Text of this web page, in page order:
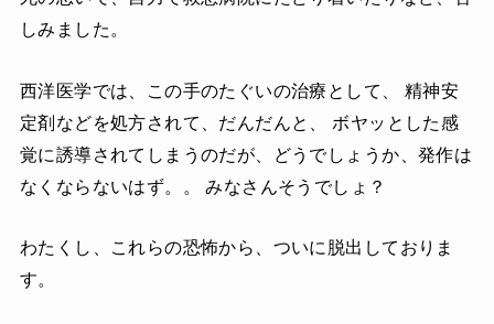
しみました。
西洋医学では、この手のたぐいの治療として、 精神安
定剤などを処方されて、だんだんと、 ボヤッとした感
覚に誘導されてしまうのだが、どうでしょうか、発作は
なくならないはず。。 みなさんそうでしょ？
わたくし、これらの恐怖から、ついに脱出しておりま
す。